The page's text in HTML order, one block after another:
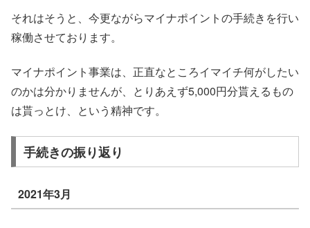
それはそうと、今更ながらマイナポイントの手続きを行い
稼働させております。
マイナポイント事業は、正直なところイマイチ何がしたい
のかは分かりませんが、とりあえず5,000円分貰えるもの
は貰っとけ、という精神です。
手続きの振り返り
2021年3月